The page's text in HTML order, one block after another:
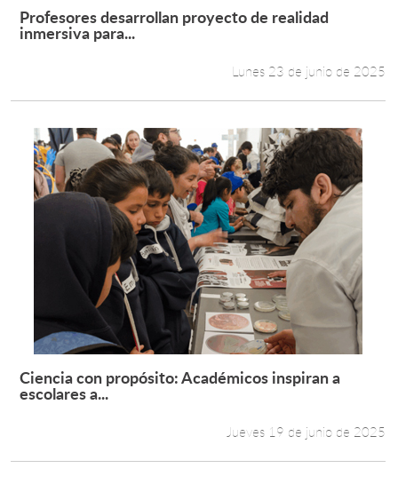
Leer más +
Profesores desarrollan proyecto de realidad
inmersiva para...
Lunes 23 de junio de 2025
Leer más +
Ciencia con propósito: Académicos inspiran a
escolares a...
Jueves 19 de junio de 2025